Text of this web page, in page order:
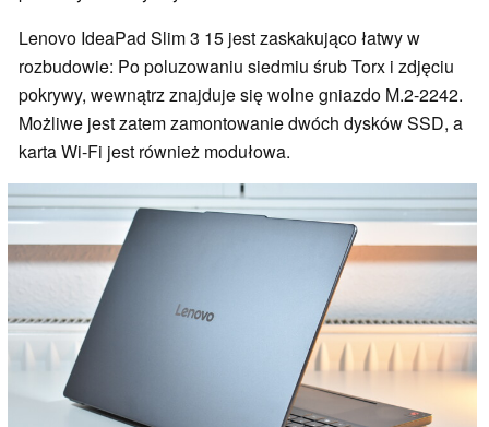
Lenovo IdeaPad Slim 3 15 jest zaskakująco łatwy w
rozbudowie: Po poluzowaniu siedmiu śrub Torx i zdjęciu
pokrywy, wewnątrz znajduje się wolne gniazdo M.2-2242.
Możliwe jest zatem zamontowanie dwóch dysków SSD, a
karta Wi-Fi jest również modułowa.